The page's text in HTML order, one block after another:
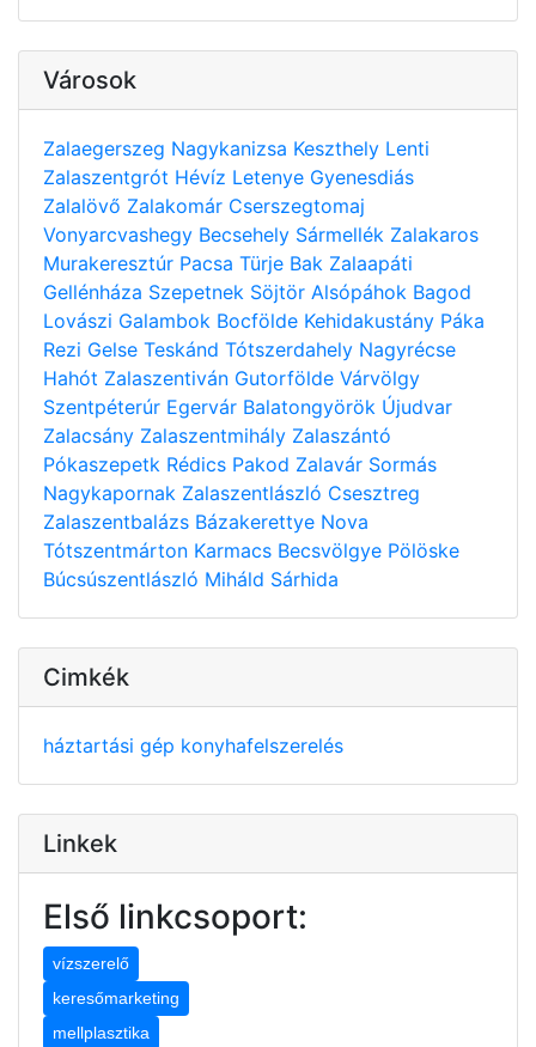
Városok
Zalaegerszeg Nagykanizsa Keszthely Lenti
Zalaszentgrót Hévíz Letenye Gyenesdiás
Zalalövő Zalakomár Cserszegtomaj
Vonyarcvashegy Becsehely Sármellék Zalakaros
Murakeresztúr Pacsa Türje Bak Zalaapáti
Gellénháza Szepetnek Söjtör Alsópáhok Bagod
Lovászi Galambok Bocfölde Kehidakustány Páka
Rezi Gelse Teskánd Tótszerdahely Nagyrécse
Hahót Zalaszentiván Gutorfölde Várvölgy
Szentpéterúr Egervár Balatongyörök Újudvar
Zalacsány Zalaszentmihály Zalaszántó
Pókaszepetk Rédics Pakod Zalavár Sormás
Nagykapornak Zalaszentlászló Csesztreg
Zalaszentbalázs Bázakerettye Nova
Tótszentmárton Karmacs Becsvölgye Pölöske
Búcsúszentlászló Miháld Sárhida
Cimkék
háztartási gép konyhafelszerelés
Linkek
Első linkcsoport:
vízszerelő
keresőmarketing
mellplasztika